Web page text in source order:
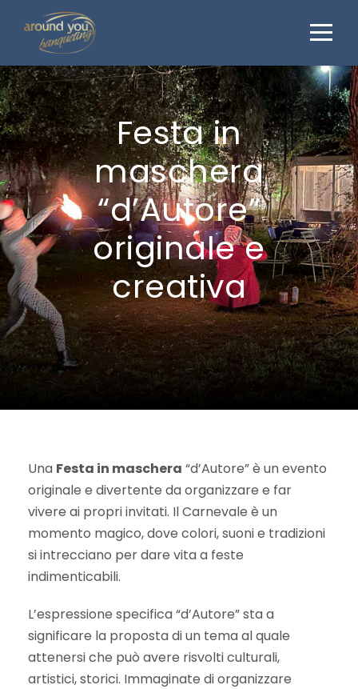
Festa in
maschera
“d’Autore”
originale e
creativa
Una Festa in maschera “d’Autore” è un evento
originale e divertente da organizzare e far
vivere ai propri invitati. Il Carnevale è un
momento magico, dove colori, suoni e tradizioni
si intrecciano per dare vita a feste
indimenticabili.
L’espressione specifica “d’Autore” sta a
significare la proposta di un tema al quale
attenersi che può avere risvolti culturali,
artistici, storici. Immaginate di organizzare